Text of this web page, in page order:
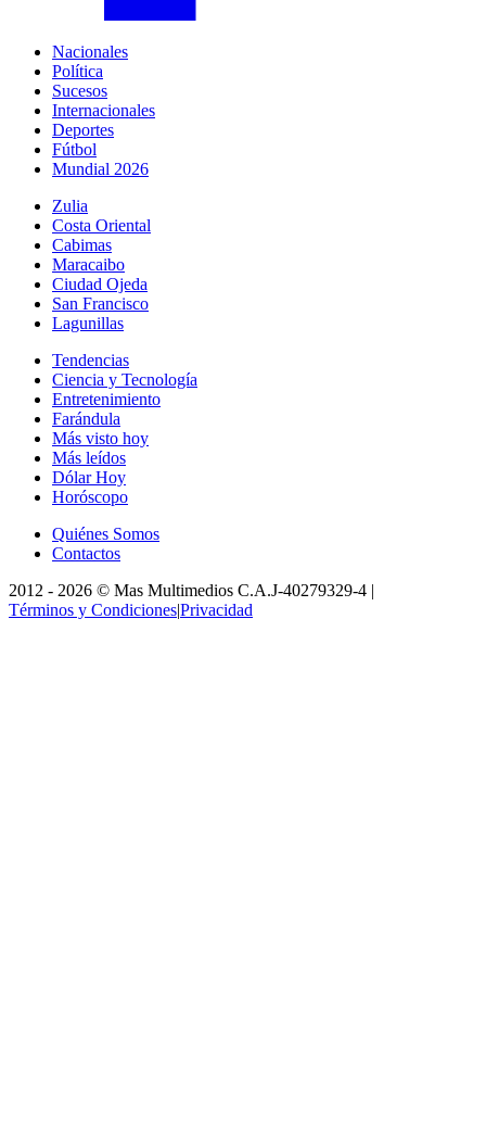
Nacionales
Política
Sucesos
Internacionales
Deportes
Fútbol
Mundial 2026
Zulia
Costa Oriental
Cabimas
Maracaibo
Ciudad Ojeda
San Francisco
Lagunillas
Tendencias
Ciencia y Tecnología
Entretenimiento
Farándula
Más visto hoy
Más leídos
Dólar Hoy
Horóscopo
Quiénes Somos
Contactos
2012 - 2026 © Mas Multimedios C.A.J-40279329-4 |
Términos y Condiciones|Privacidad